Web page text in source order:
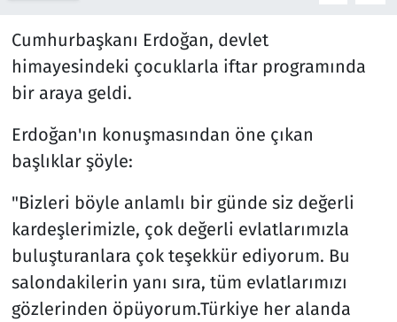
Cumhurbaşkanı Erdoğan, devlet
himayesindeki çocuklarla iftar programında
bir araya geldi.
Erdoğan'ın konuşmasından öne çıkan
başlıklar şöyle:
"Bizleri böyle anlamlı bir günde siz değerli
kardeşlerimizle, çok değerli evlatlarımızla
buluşturanlara çok teşekkür ediyorum. Bu
salondakilerin yanı sıra, tüm evlatlarımızı
gözlerinden öpüyorum.Türkiye her alanda
Spor
Teknoloji ve Bilim
Televizyon